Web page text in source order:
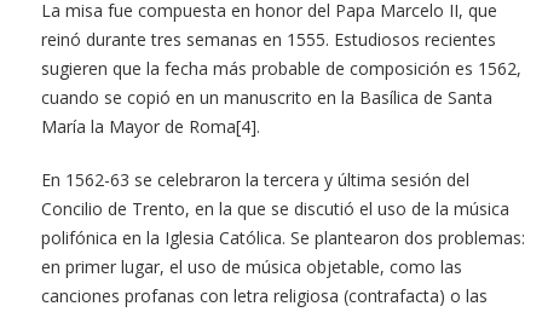
La misa fue compuesta en honor del Papa Marcelo II, que
reinó durante tres semanas en 1555. Estudiosos recientes
sugieren que la fecha más probable de composición es 1562,
cuando se copió en un manuscrito en la Basílica de Santa
María la Mayor de Roma[4].
En 1562-63 se celebraron la tercera y última sesión del
Concilio de Trento, en la que se discutió el uso de la música
polifónica en la Iglesia Católica. Se plantearon dos problemas:
en primer lugar, el uso de música objetable, como las
canciones profanas con letra religiosa (contrafacta) o las